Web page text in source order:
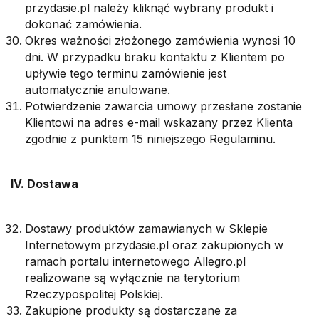
przydasie.pl należy kliknąć wybrany produkt i
dokonać zamówienia.
Okres ważności złożonego zamówienia wynosi 10
dni. W przypadku braku kontaktu z Klientem po
upływie tego terminu zamówienie jest
automatycznie anulowane.
Potwierdzenie zawarcia umowy przesłane zostanie
Klientowi na adres e-mail wskazany przez Klienta
zgodnie z punktem 15 niniejszego Regulaminu.
IV. Dostawa
Dostawy produktów zamawianych w Sklepie
Internetowym przydasie.pl oraz zakupionych w
ramach portalu internetowego Allegro.pl
realizowane są wyłącznie na terytorium
Rzeczypospolitej Polskiej.
Zakupione produkty są dostarczane za